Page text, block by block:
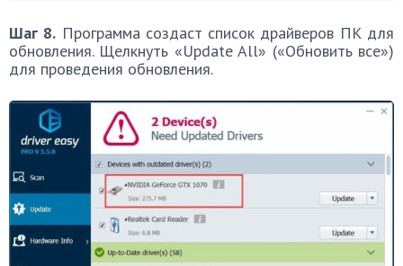
Шаг 8. Программа создаст список драйверов ПК для
обновления. Щелкнуть «Update All» («Обновить все»)
для проведения обновления.